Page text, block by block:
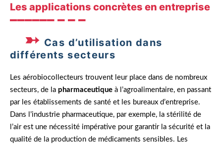
Les applications concrètes en entreprise
Cas d’utilisation dans
différents secteurs
Les aérobiocollecteurs trouvent leur place dans de nombreux
secteurs, de la pharmaceutique à l’agroalimentaire, en passant
par les établissements de santé et les bureaux d’entreprise.
Dans l’industrie pharmaceutique, par exemple, la stérilité de
l’air est une nécessité impérative pour garantir la sécurité et la
qualité de la production de médicaments sensibles. Les